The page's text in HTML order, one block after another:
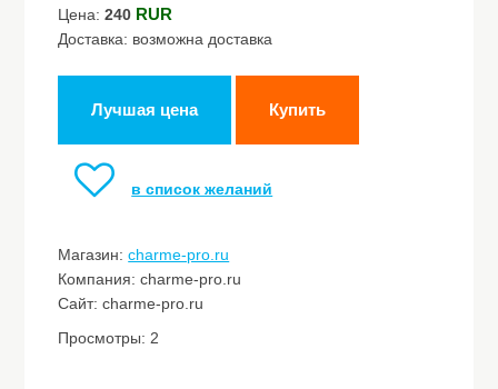
Цена:240 RUR
Доставка: возможна доставка
Лучшая цена Купить
в список желаний
Магазин:charme-pro.ru
Компания: charme-pro.ru
Сайт: charme-pro.ru
Просмотры: 2